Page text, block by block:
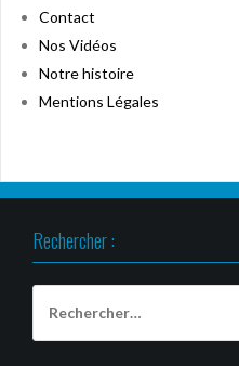
Contact
Nos Vidéos
Notre histoire
Mentions Légales
Rechercher :